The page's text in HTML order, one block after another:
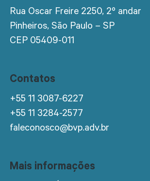
Rua Oscar Freire 2250, 2º andar
Pinheiros, São Paulo – SP
CEP 05409-011
Contatos
+55 11 3087-6227
+55 11 3284-2577
faleconosco@bvp.adv.br
Mais informações